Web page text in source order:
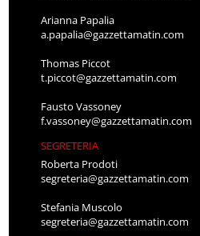
Arianna Papalia
a.papalia@gazzettamatin.com
Thomas Piccot
t.piccot@gazzettamatin.com
Fausto Vassoney
f.vassoney@gazzettamatin.com
SEGRETERIA
Roberta Prodoti
segreteria@gazzettamatin.com
Stefania Muscolo
segreteria@gazzettamatin.com